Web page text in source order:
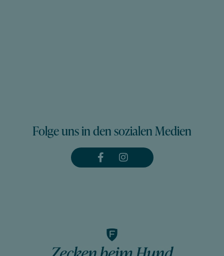
Folge uns in den sozialen Medien